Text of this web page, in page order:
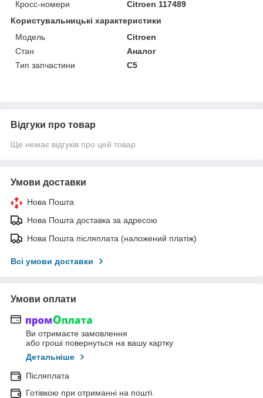
Кросс-номери
Citroen 117489
Користувальницькі характеристики
Мoдель
Citroen
Стан
Аналог
Тип запчастини
C5
Відгуки про товар
Ще немає відгуків про цей товар
Умови доставки
Нова Пошта
Нова Пошта доставка за адресою
Нова Пошта післяплата (наложений платіж)
Всі умови доставки
Умови оплати
Ви отримаєте замовлення
або гроші повернуться на вашу картку
Детальніше
Післяплата
Готівкою при отриманні на пошті.